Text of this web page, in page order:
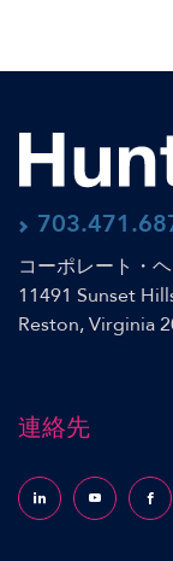
コーポレート・
11491 Sunset
Reston, Virginia
連絡先
Follow us on LinkedIn
Follow us on